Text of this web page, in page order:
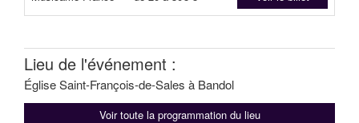
Lieu de l'événement :
Église Saint-François-de-Sales à Bandol
Voir toute la programmation du lieu